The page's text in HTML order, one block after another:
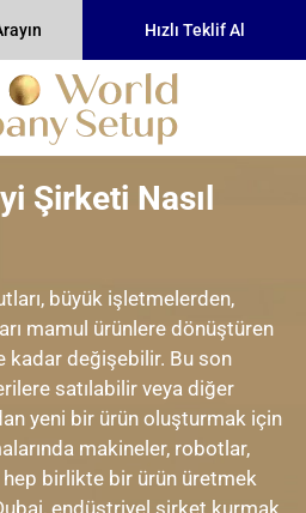
Hızlı Teklif Al
Şirketi Nasıl
büyük işletmelerden,
mamul ürünlere dönüştüren
kadar değişebilir. Bu son
satılabilir veya diğer
yeni bir ürün oluşturmak için
makineler, robotlar,
birlikte bir ürün üretmek
endüstriyel şirket kurmak